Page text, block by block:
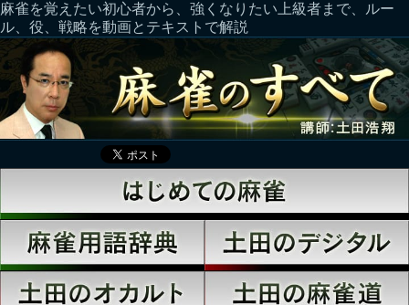
麻雀を覚えたい初心者から、強くなりたい上級者まで、ルー
ル、役、戦略を動画とテキストで解説